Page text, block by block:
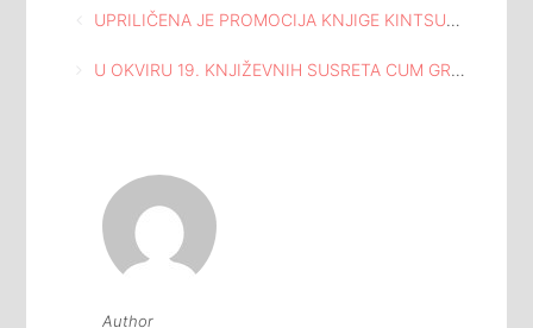
Navigacija
članaka
UPRILIČENA JE PROMOCIJA KNJIGE KINTSUGI TIJELA, AUTORICE SENKE MARIĆ, U OKVIRU MEĐUNARODNIH KNJIŽEVNIH SUSRETA 2019
U OKVIRU 19. KNJIŽEVNIH SUSRETA CUM GRANO SALIS 2019, PROMOVISANA KNJIGA ADNANA HAMIDOVIĆ FRENKIJA – KORACI
Author